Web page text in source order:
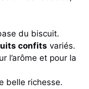
du biscuit.
confits variés.
l’arôme et pour la
belle richesse.